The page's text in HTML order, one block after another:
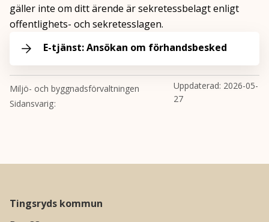
gäller inte om ditt ärende är sekretessbelagt enligt
offentlighets- och sekretesslagen.
E-tjänst: Ansökan om förhandsbesked
Miljö- och byggnadsförvaltningen
Sidansvarig
Uppdaterad: 2026-05-
27
Tingsryds kommun